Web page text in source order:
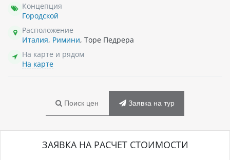
Концепция
Городской
Расположение
Италия, Римини, Торе Педрера
На карте и рядом
На карте
Поиск цен Заявка на тур
ЗАЯВКА НА РАСЧЕТ СТОИМОСТИ